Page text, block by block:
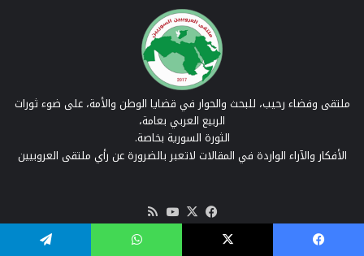
ملتقى وفضاء رحيب، للبحث والحوار في قضايا الوطن والأمة، على ضوء ثورات
الربيع العربي بعامة،
الثورة السورية بخاصة.
الأفكار والآراء الواردة في المقالات لاتعبر بالضرورة عن رأي ملتقى العروبيين
فيسبوك
‫X
‫YouTube
الموقع
RSS